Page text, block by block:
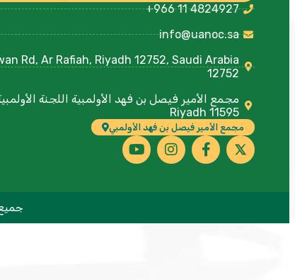
+966 11 4824927
info@uanoc.sa
12752
Riyadh 11595
مجمع الأمير فيصل بن فهد الأولمبي
جميع الحقوق